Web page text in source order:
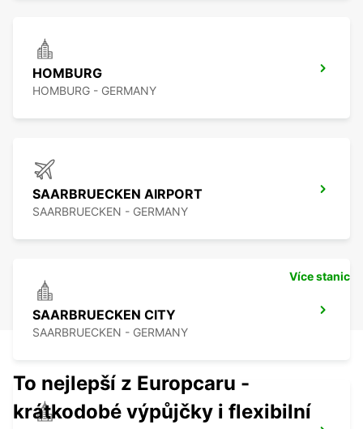
HOMBURG
HOMBURG - GERMANY
SAARBRUECKEN AIRPORT
SAARBRUECKEN - GERMANY
SAARBRUECKEN CITY
SAARBRUECKEN - GERMANY
Více stanic
To nejlepší z Europcaru -
krátkodobé výpůjčky i flexibilní